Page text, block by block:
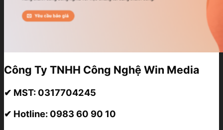
Công Ty TNHH Công Nghệ Win Media
✔ MST: 0317704245
✔ Hotline: 0983 60 90 10